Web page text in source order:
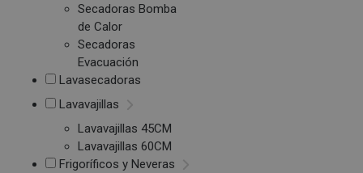
Secadoras Bomba
de Calor
Secadoras
Evacuación
Lavasecadoras
Lavavajillas
Lavavajillas 45CM
Lavavajillas 60CM
Frigoríficos y Neveras